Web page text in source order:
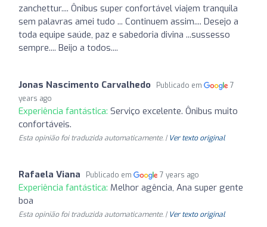
zanchettur.... Ônibus super confortável viajem tranquila
sem palavras amei tudo ... Continuem assim.... Desejo a
toda equipe saúde, paz e sabedoria divina ...sussesso
sempre.... Beijo a todos....
Jonas Nascimento Carvalhedo Publicado em
7
years ago
Experiência fantástica: Serviço excelente. Ônibus muito
confortáveis.
Esta opinião foi traduzida automaticamente. | Ver texto original
Rafaela Viana Publicado em 7 years ago
Experiência fantástica: Melhor agência, Ana super gente
boa
Esta opinião foi traduzida automaticamente. | Ver texto original